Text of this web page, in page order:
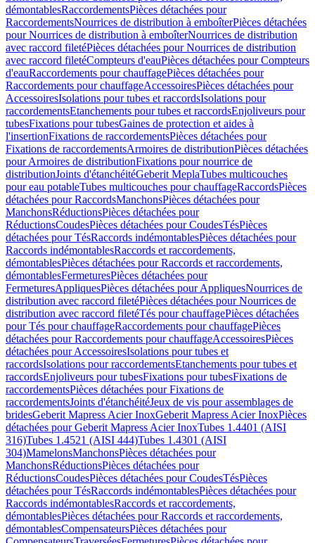
démontablesRaccordementsPièces détachées pour
RaccordementsNourrices de distribution à emboîterPièces détachées
pour Nourrices de distribution à emboîterNourrices de distribution
avec raccord filetéPièces détachées pour Nourrices de distribution
avec raccord filetéCompteurs d'eauPièces détachées pour Compteurs
d'eauRaccordements pour chauffagePièces détachées pour
Raccordements pour chauffageAccessoiresPièces détachées pour
AccessoiresIsolations pour tubes et raccordsIsolations pour
raccordementsEtanchements pour tubes et raccordsEnjoliveurs pour
tubesFixations pour tubesGaines de protection et aides à
l'insertionFixations de raccordementsPièces détachées pour
Fixations de raccordementsArmoires de distributionPièces détachées
pour Armoires de distributionFixations pour nourrice de
distributionJoints d'étanchéitéGeberit MeplaTubes multicouches
pour eau potableTubes multicouches pour chauffageRaccordsPièces
détachées pour RaccordsManchonsPièces détachées pour
ManchonsRéductionsPièces détachées pour
RéductionsCoudesPièces détachées pour CoudesTésPièces
détachées pour TésRaccords indémontablesPièces détachées pour
Raccords indémontablesRaccords et raccordements,
démontablesPièces détachées pour Raccords et raccordements,
démontablesFermeturesPièces détachées pour
FermeturesAppliquesPièces détachées pour AppliquesNourrices de
distribution avec raccord filetéPièces détachées pour Nourrices de
distribution avec raccord filetéTés pour chauffagePièces détachées
pour Tés pour chauffageRaccordements pour chauffagePièces
détachées pour Raccordements pour chauffageAccessoiresPièces
détachées pour AccessoiresIsolations pour tubes et
raccordsIsolations pour raccordementsEtanchements pour tubes et
raccordsEnjoliveurs pour tubesFixations pour tubesFixations de
raccordementsPièces détachées pour Fixations de
raccordementsJoints d'étanchéitéJeux de vis pour assemblages de
bridesGeberit Mapress Acier InoxGeberit Mapress Acier InoxPièces
détachées pour Geberit Mapress Acier InoxTubes 1.4401 (AISI
316)Tubes 1.4521 (AISI 444)Tubes 1.4301 (AISI
304)MamelonsManchonsPièces détachées pour
ManchonsRéductionsPièces détachées pour
RéductionsCoudesPièces détachées pour CoudesTésPièces
détachées pour TésRaccords indémontablesPièces détachées pour
Raccords indémontablesRaccords et raccordements,
démontablesPièces détachées pour Raccords et raccordements,
démontablesCompensateursPièces détachées pour